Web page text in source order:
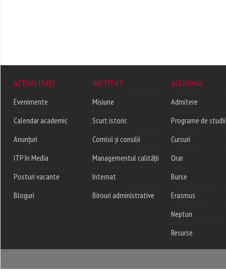
ACTUALITĂȚI
Evenimente
Calendar academic
Anunțuri
ITP în Media
Posturi vacante
Bloguri
INSTITUT
Misiune
Scurt istoric
Comisii și consilii
Managementul calității
Internat
Birouri administrative
ACADEMIA
Admitere
Programe de studii
Cursuri
Orar
Burse
Erasmus
Neptun
Resurse